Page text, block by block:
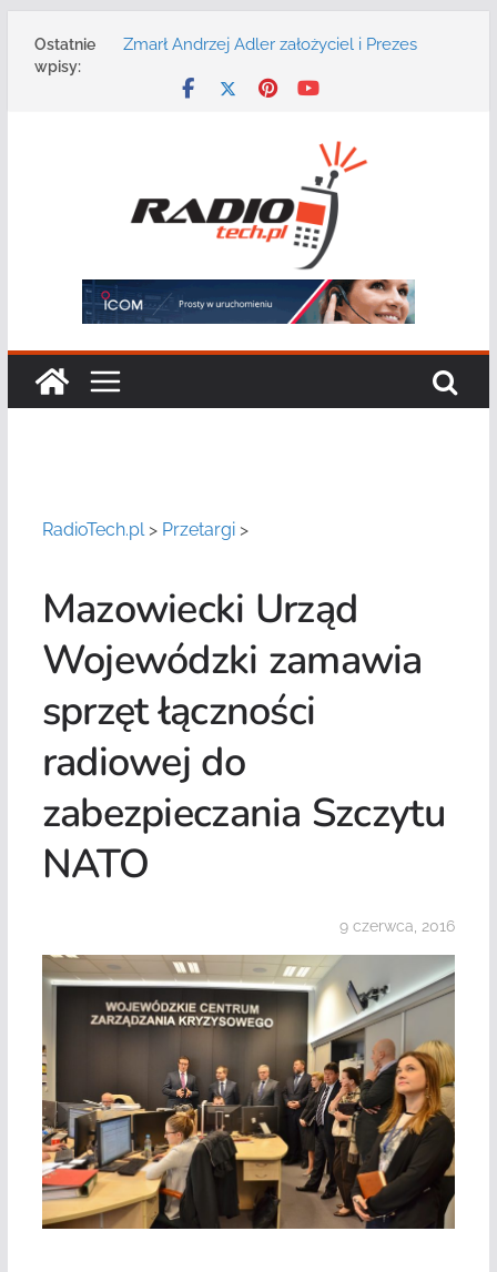
Ostatnie
wpisy:
Zmarł Andrzej Adler założyciel i Prezes
Radmor – największy polski producent
konferencję: „Bezpieczeństwo,
niezawodność i interoperacyjność
systemów teleinformatycznych”
Motorola Solutions oferuje agencjom
bezpieczeństwa publicznego usługę
łączności opartą na chmurze
Najnowszy radiotelefon MOTOTRBO R7 od
Motorola Solutions
RadioTech.pl> Przetargi>
Mazowiecki Urząd
Wojewódzki zamawia
sprzęt łączności
radiowej do
zabezpieczania Szczytu
NATO
9 czerwca, 2016